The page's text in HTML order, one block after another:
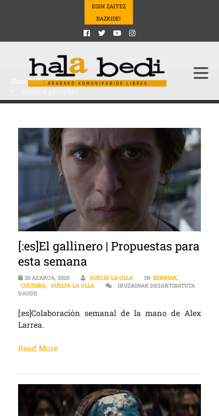
EGIN ZAITEZ
BAZKIDE!
Hala Bedi>
[:es]El gallinero | Propuestas para
esta semana
30 AZAROA, 2020 SUELTA LA OLLA IN BERRIAK,
CULTURA, SUELTA LA OLLA
IRUZKINAK DESAKTIBATUTA
DAUDE[:ES]EL GALLINERO | PROPUESTAS PARA ESTA SEMANA SARRERAN
[:es]Colaboración semanal de la mano de Alex
Larrea.
Read More